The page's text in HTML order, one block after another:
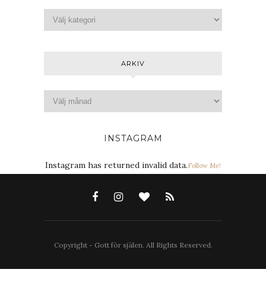
ARKIV
INSTAGRAM
Instagram has returned invalid data.Follow Me!
Copyright - Gott för själen. All Rights Reserved.